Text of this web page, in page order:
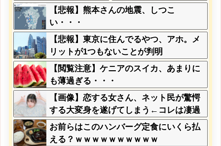
ｗｗｗ
【悲報】熊本さんの地震、しつこ
い・・・
【悲報】東京に住んでるやつ、アホ。メ
リットが1つもないことが判明
【閲覧注意】ケニアのスイカ、あまりに
も薄過ぎる・・・
【画像】恋する女さん、ネット民が驚愕
する大変身を遂げてしまう←コレは凄過
ぎるw w w w w w w w
お前らはこのハンバーグ定食にいくら払
える？ｗｗｗｗｗｗｗｗｗｗ